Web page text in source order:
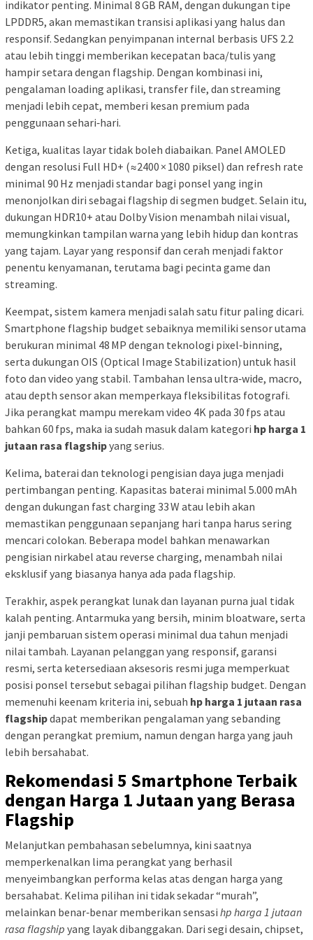
indikator penting. Minimal 8 GB RAM, dengan dukungan tipe
LPDDR5, akan memastikan transisi aplikasi yang halus dan
responsif. Sedangkan penyimpanan internal berbasis UFS 2.2
atau lebih tinggi memberikan kecepatan baca/tulis yang
hampir setara dengan flagship. Dengan kombinasi ini,
pengalaman loading aplikasi, transfer file, dan streaming
menjadi lebih cepat, memberi kesan premium pada
penggunaan sehari‑hari.
Ketiga, kualitas layar tidak boleh diabaikan. Panel AMOLED
dengan resolusi Full HD+ (≈2400 × 1080 piksel) dan refresh rate
minimal 90 Hz menjadi standar bagi ponsel yang ingin
menonjolkan diri sebagai flagship di segmen budget. Selain itu,
dukungan HDR10+ atau Dolby Vision menambah nilai visual,
memungkinkan tampilan warna yang lebih hidup dan kontras
yang tajam. Layar yang responsif dan cerah menjadi faktor
penentu kenyamanan, terutama bagi pecinta game dan
streaming.
Keempat, sistem kamera menjadi salah satu fitur paling dicari.
Smartphone flagship budget sebaiknya memiliki sensor utama
berukuran minimal 48 MP dengan teknologi pixel‑binning,
serta dukungan OIS (Optical Image Stabilization) untuk hasil
foto dan video yang stabil. Tambahan lensa ultra‑wide, macro,
atau depth sensor akan memperkaya fleksibilitas fotografi.
Jika perangkat mampu merekam video 4K pada 30 fps atau
bahkan 60 fps, maka ia sudah masuk dalam kategori hp harga 1
jutaan rasa flagshipyang serius.
Kelima, baterai dan teknologi pengisian daya juga menjadi
pertimbangan penting. Kapasitas baterai minimal 5.000 mAh
dengan dukungan fast charging 33 W atau lebih akan
memastikan penggunaan sepanjang hari tanpa harus sering
mencari colokan. Beberapa model bahkan menawarkan
pengisian nirkabel atau reverse charging, menambah nilai
eksklusif yang biasanya hanya ada pada flagship.
Terakhir, aspek perangkat lunak dan layanan purna jual tidak
kalah penting. Antarmuka yang bersih, minim bloatware, serta
janji pembaruan sistem operasi minimal dua tahun menjadi
nilai tambah. Layanan pelanggan yang responsif, garansi
resmi, serta ketersediaan aksesoris resmi juga memperkuat
posisi ponsel tersebut sebagai pilihan flagship budget. Dengan
memenuhi keenam kriteria ini, sebuah hp harga 1 jutaan rasa
flagshipdapat memberikan pengalaman yang sebanding
dengan perangkat premium, namun dengan harga yang jauh
lebih bersahabat.
Rekomendasi 5 Smartphone Terbaik
dengan Harga 1 Jutaan yang Berasa
Flagship
Melanjutkan pembahasan sebelumnya, kini saatnya
memperkenalkan lima perangkat yang berhasil
menyeimbangkan performa kelas atas dengan harga yang
bersahabat. Kelima pilihan ini tidak sekadar “murah”,
melainkan benar‑benar memberikan sensasi hp harga 1 jutaan
rasa flagship yang layak dibanggakan. Dari segi desain, chipset,